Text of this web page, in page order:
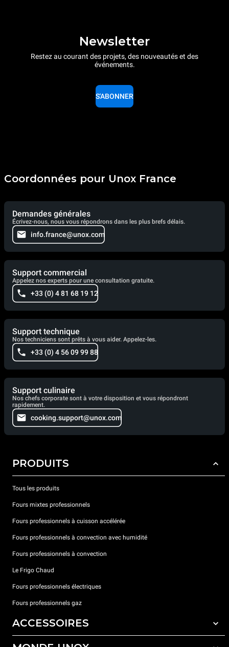
Newsletter
Restez au courant des projets, des nouveautés et des
événements.
S'ABONNER
Coordonnées pour Unox France
Demandes générales
Écrivez-nous, nous vous répondrons dans les plus brefs délais.
info.france@unox.com
Support commercial
Appelez nos experts pour une consultation gratuite.
+33 (0) 4 81 68 19 12
Support technique
Nos techniciens sont prêts à vous aider. Appelez-les.
+33 (0) 4 56 09 99 88
Support culinaire
Nos chefs corporate sont à votre disposition et vous répondront
rapidement.
cooking.support@unox.com
PRODUITS
Tous les produits
Fours mixtes professionnels
Fours professionnels à cuisson accélérée
Fours professionnels à convection avec humidité
Fours professionnels à convection
Le Frigo Chaud
Fours professionnels électriques
Fours professionnels gaz
ACCESSOIRES